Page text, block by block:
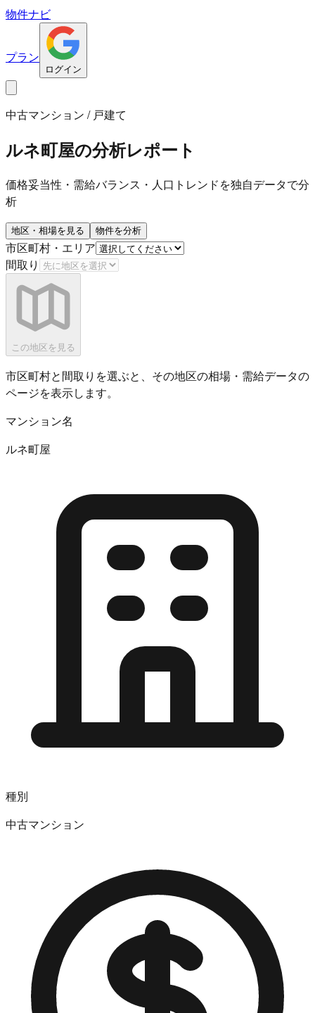
物件ナビ
プラン
ログイン
中古マンション / 戸建て
ルネ町屋の分析レポート
価格妥当性・需給バランス・人口トレンドを独自データで分
析
地区・相場を見る 物件を分析
市区町村・エリア
間取り
この地区を見る
市区町村と間取りを選ぶと、その地区の相場・需給データの
ページを表示します。
マンション名
ルネ町屋
種別
中古マンション